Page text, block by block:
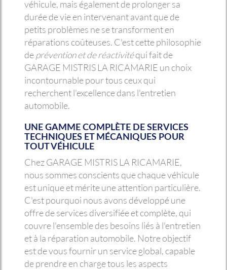
véhicule, mais également de prolonger sa
durée de vie en intervenant avant que de
petits problèmes ne se transforment en
réparations coûteuses. C'est cette philosophie
deprévention et de réactivitéqui fait de
GARAGE MISTRIS LA RICAMARIE un choix
incontournable pour tous ceux qui
recherchent l'excellence dans l'entretien
automobile.
UNE GAMME COMPLÈTE DE SERVICES
TECHNIQUES ET MÉCANIQUES POUR
TOUT VÉHICULE
Chez GARAGE MISTRIS LA RICAMARIE,
nous sommes conscients que chaque véhicule
est unique et mérite une attention particulière.
C'est pourquoi nous avons développé une
offre de services diversifiée et complète, qui
couvre l'ensemble des besoins liés à l'entretien
et à la réparation automobile. Notre objectif
est de vous fournir un service global, capable
de prendre en charge tous les aspects